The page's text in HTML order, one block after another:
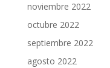
noviembre 2022
octubre 2022
septiembre 2022
agosto 2022